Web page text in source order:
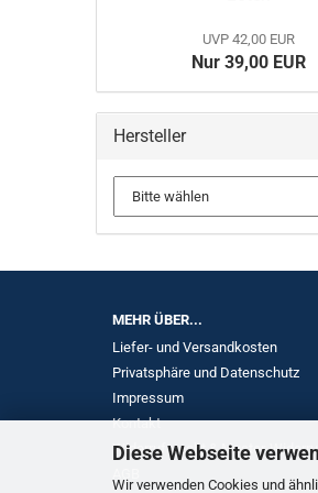
Diese Webseite
Wir verwenden Cookies und
UVP 42,00 EUR
Nur 39,00 EUR
Hersteller
MEHR ÜBER...
Liefer- und Versandkosten
Privatsphäre und Datenschutz
Impressum
Kontakt
Widerrufsrecht & Muster-